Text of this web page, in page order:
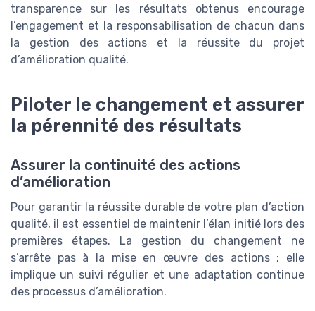
transparence sur les résultats obtenus encourage
l’engagement et la responsabilisation de chacun dans
la gestion des actions et la réussite du projet
d’amélioration qualité.
Piloter le changement et assurer
la pérennité des résultats
Assurer la continuité des actions
d’amélioration
Pour garantir la réussite durable de votre plan d’action
qualité, il est essentiel de maintenir l’élan initié lors des
premières étapes. La gestion du changement ne
s’arrête pas à la mise en œuvre des actions ; elle
implique un suivi régulier et une adaptation continue
des processus d’amélioration.